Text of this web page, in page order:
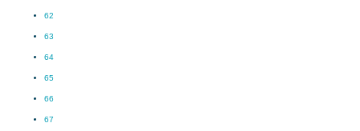
62
63
64
65
66
67